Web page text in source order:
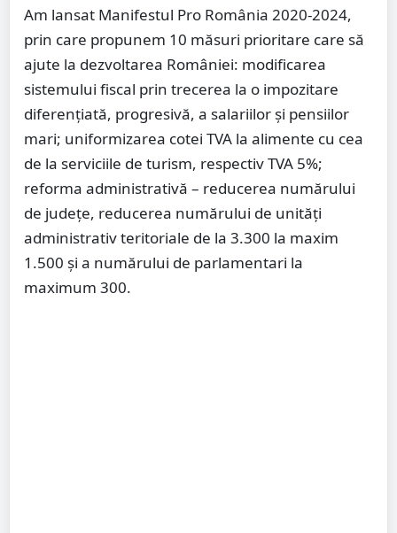
Am lansat Manifestul Pro România 2020-2024,
prin care propunem 10 măsuri prioritare care să
ajute la dezvoltarea României: modificarea
sistemului fiscal prin trecerea la o impozitare
diferenţiată, progresivă, a salariilor şi pensiilor
mari; uniformizarea cotei TVA la alimente cu cea
de la serviciile de turism, respectiv TVA 5%;
reforma administrativă – reducerea numărului
de judeţe, reducerea numărului de unităţi
administrativ teritoriale de la 3.300 la maxim
1.500 şi a numărului de parlamentari la
maximum 300.